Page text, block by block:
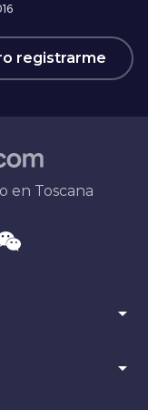
registrarme
en Toscana
arrow_drop_down
arrow_drop_down